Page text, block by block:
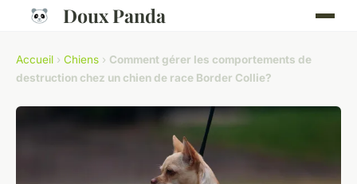
Doux Panda
Accueil › Chiens › Comment gérer les comportements de
destruction chez un chien de race Border Collie?